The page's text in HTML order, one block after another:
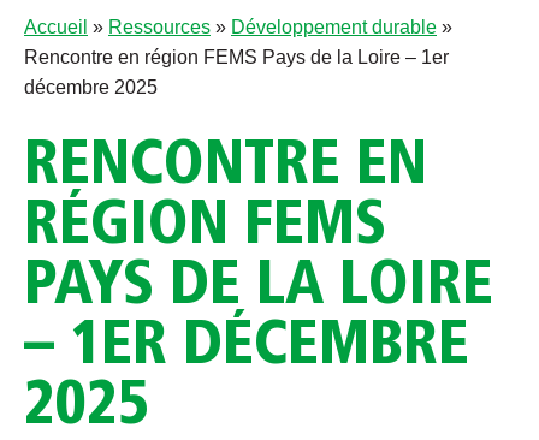
Accueil » Ressources » Développement durable »
Rencontre en région FEMS Pays de la Loire – 1er
décembre 2025
RENCONTRE EN
RÉGION FEMS
PAYS DE LA LOIRE
– 1ER DÉCEMBRE
2025